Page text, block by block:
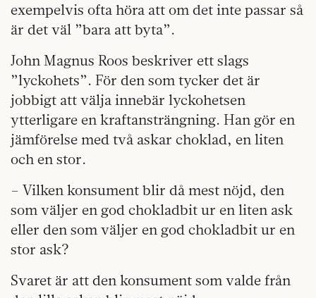
exempelvis ofta höra att om det inte passar så
är det väl ”bara att byta”.
John Magnus Roos beskriver ett slags
”lyckohets”. För den som tycker det är
jobbigt att välja innebär lyckohetsen
ytterligare en kraftansträngning. Han gör en
jämförelse med två askar choklad, en liten
och en stor.
– Vilken konsument blir då mest nöjd, den
som väljer en god chokladbit ur en liten ask
eller den som väljer en god chokladbit ur en
stor ask?
Svaret är att den konsument som valde från